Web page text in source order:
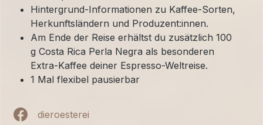
Hintergrund-Informationen zu Kaffee-Sorten,
Herkunftsländern und Produzent:innen.
Am Ende der Reise erhältst du zusätzlich 100
g Costa Rica Perla Negra als besonderen
Extra-Kaffee deiner Espresso-Weltreise.
1 Mal flexibel pausierbar
dieroesterei